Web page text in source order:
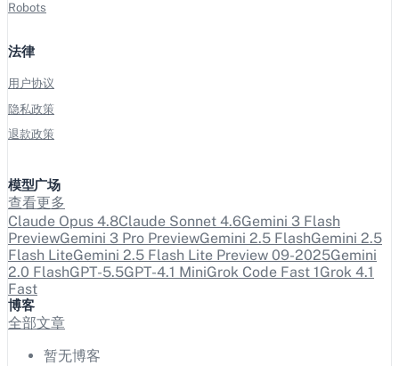
Robots
法律
用户协议
隐私政策
退款政策
模型广场
查看更多
Claude Opus 4.8Claude Sonnet 4.6Gemini 3 Flash
PreviewGemini 3 Pro PreviewGemini 2.5 FlashGemini 2.5
Flash LiteGemini 2.5 Flash Lite Preview 09-2025Gemini
2.0 FlashGPT-5.5GPT-4.1 MiniGrok Code Fast 1Grok 4.1
Fast
博客
全部文章
暂无博客